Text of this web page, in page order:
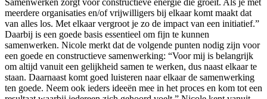
meerdere organisaties en/of vrijwilligers bij elkaar komt maakt dat
van alles los. Met elkaar vergroot je zo de impact van een initiatief.”
Daarbij is een goede basis essentieel om fijn te kunnen
samenwerken. Nicole merkt dat de volgende punten nodig zijn voor
een goede en constructieve samenwerking: “Voor mij is belangrijk
om altijd vanuit een gelijkheid samen te werken, dus naast elkaar te
staan. Daarnaast komt goed luisteren naar elkaar de samenwerking
ten goede. Neem ook ieders ideeën mee in het proces en kom tot een